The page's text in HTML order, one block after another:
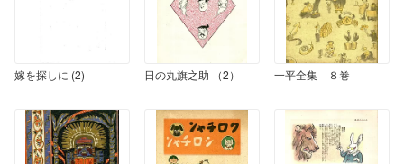
嫁を探しに (2) 日の丸旗之助 （2） 一平全集 ８巻